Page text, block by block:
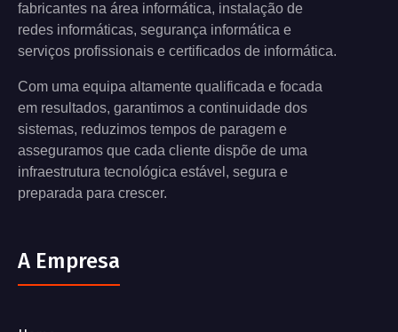
fabricantes na área informática, instalação de
redes informáticas, segurança informática e
serviços profissionais e certificados de informática.
Com uma equipa altamente qualificada e focada
em resultados, garantimos a continuidade dos
sistemas, reduzimos tempos de paragem e
asseguramos que cada cliente dispõe de uma
infraestrutura tecnológica estável, segura e
preparada para crescer.
A Empresa